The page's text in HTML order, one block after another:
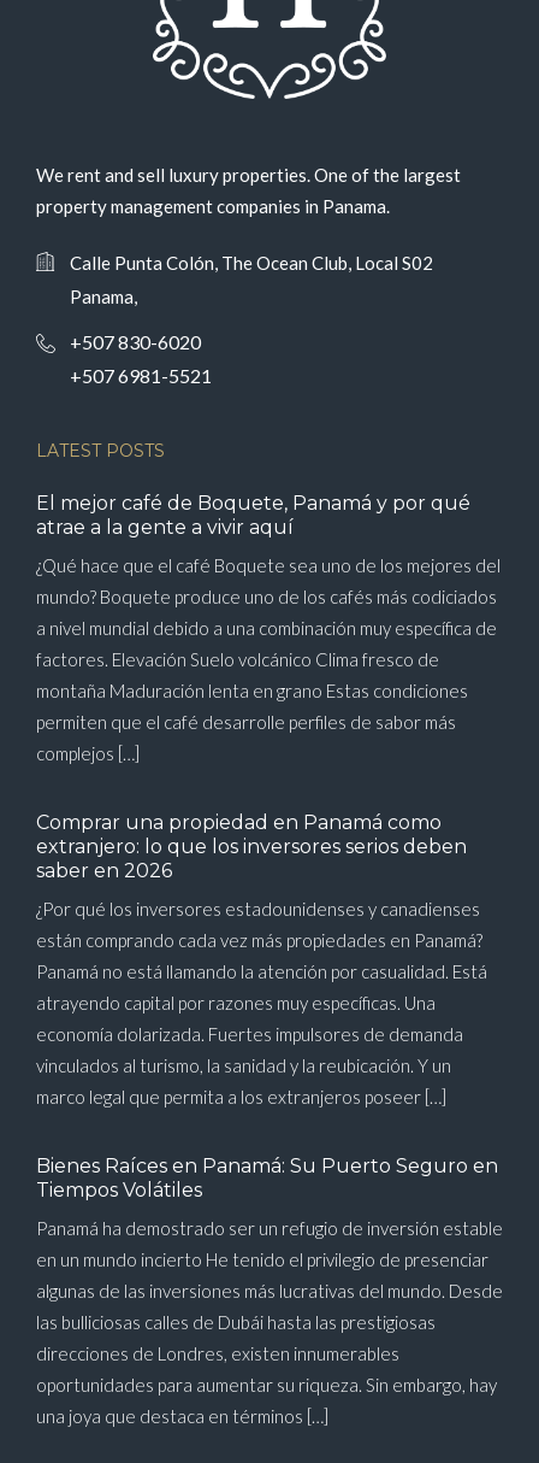
We rent and sell luxury properties. One of the largest
property management companies in Panama.
Calle Punta Colón, The Ocean Club, Local S02
Panama,
+507 830-6020
+507 6981-5521
LATEST POSTS
El mejor café de Boquete, Panamá y por qué
atrae a la gente a vivir aquí
¿Qué hace que el café Boquete sea uno de los mejores del
mundo? Boquete produce uno de los cafés más codiciados
a nivel mundial debido a una combinación muy específica de
factores. Elevación Suelo volcánico Clima fresco de
montaña Maduración lenta en grano Estas condiciones
permiten que el café desarrolle perfiles de sabor más
complejos […]
Comprar una propiedad en Panamá como
extranjero: lo que los inversores serios deben
saber en 2026
¿Por qué los inversores estadounidenses y canadienses
están comprando cada vez más propiedades en Panamá?
Panamá no está llamando la atención por casualidad. Está
atrayendo capital por razones muy específicas. Una
economía dolarizada. Fuertes impulsores de demanda
vinculados al turismo, la sanidad y la reubicación. Y un
marco legal que permita a los extranjeros poseer […]
Bienes Raíces en Panamá: Su Puerto Seguro en
Tiempos Volátiles
Panamá ha demostrado ser un refugio de inversión estable
en un mundo incierto He tenido el privilegio de presenciar
algunas de las inversiones más lucrativas del mundo. Desde
las bulliciosas calles de Dubái hasta las prestigiosas
direcciones de Londres, existen innumerables
oportunidades para aumentar su riqueza. Sin embargo, hay
una joya que destaca en términos […]